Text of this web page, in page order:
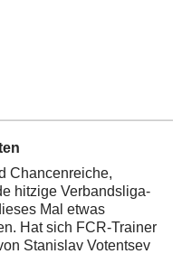
Chancenreiche,
hitzige Verbandsliga-
Mal etwas
Hat sich FCR-Trainer
Stanislav Votentsev